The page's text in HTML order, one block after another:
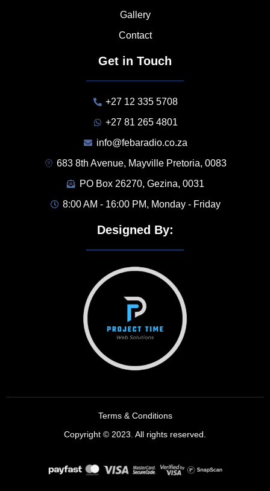
Gallery
Contact
Get in Touch
+27 12 335 5708
+27 81 265 4801
info@febaradio.co.za
683 8th Avenue, Mayville Pretoria, 0083
PO Box 26270, Gezina, 0031
8:00 AM - 16:00 PM, Monday - Friday
Designed By:
Terms & Conditions
Copyright © 2023. All rights reserved.